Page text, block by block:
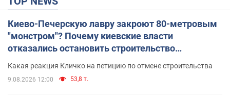
Киево-Печерскую лавру закроют 80-метровым
"монстром"? Почему киевские власти
отказались остановить строительство
Какая реакция Кличко на петицию по отмене строительства
9.08.2026 12:00 53,8 т.